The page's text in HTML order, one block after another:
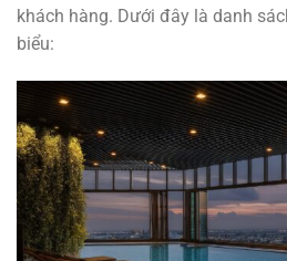
khách hàng. Dưới đây là danh
biểu: